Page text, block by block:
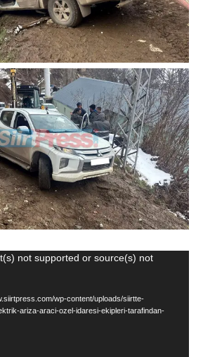
not supported or source(s) not
wp-content/uploads/siirtte-
ariza-araci-ozel-idaresi-ekipleri-tarafindan-